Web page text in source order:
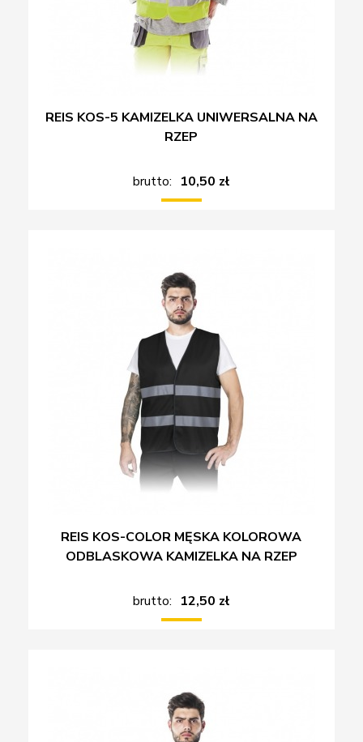
REIS KOS-5 KAMIZELKA UNIWERSALNA NA
RZEP
brutto: 10,50 zł
REIS KOS-COLOR MĘSKA KOLOROWA
ODBLASKOWA KAMIZELKA NA RZEP
brutto: 12,50 zł